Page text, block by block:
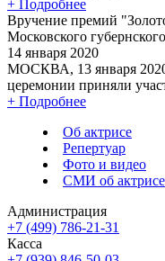
+ Подробнее
Вручение премий
Московского
14 января 2020
МОСКВА, 13 января
церемонии приняли
+ Подробнее
Об актрисе
Репертуар
Фото и видео
СМИ об актрисе
Администрация
+7 (499) 786-21-31
Касса